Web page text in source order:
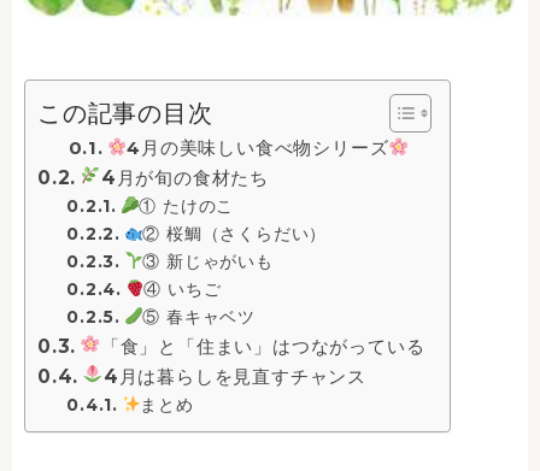
この記事の目次
4月の美味しい食べ物シリーズ
4月が旬の食材たち
① たけのこ
② 桜鯛（さくらだい）
③ 新じゃがいも
④ いちご
⑤ 春キャベツ
「食」と「住まい」はつながっている
4月は暮らしを見直すチャンス
まとめ